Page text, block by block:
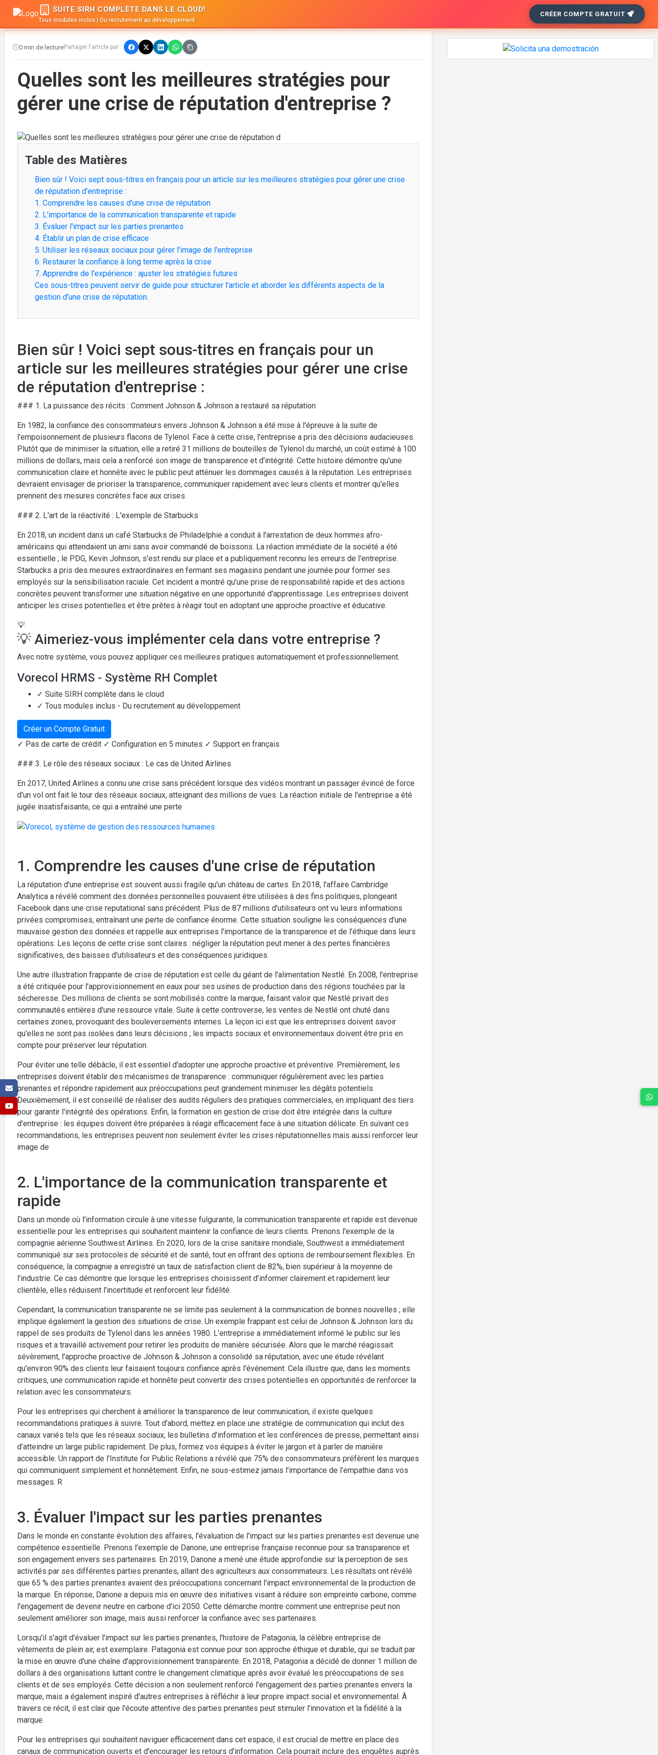
SUITE SIRH COMPLÈTE DANS LE CLOUD!
Tous modules inclus | Du recrutement au développement
CRÉER COMPTE GRATUIT
0 min de lecture Partager l'article par ::
Quelles sont les meilleures stratégies pour
gérer une crise de réputation d'entreprise ?
Table des Matières
Bien sûr ! Voici sept sous-titres en français pour un article sur les meilleures stratégies pour gérer une crise
de réputation d'entreprise :
1. Comprendre les causes d'une crise de réputation
2. L'importance de la communication transparente et rapide
3. Évaluer l'impact sur les parties prenantes
4. Établir un plan de crise efficace
5. Utiliser les réseaux sociaux pour gérer l'image de l'entreprise
6. Restaurer la confiance à long terme après la crise
7. Apprendre de l'expérience : ajuster les stratégies futures
Ces sous-titres peuvent servir de guide pour structurer l'article et aborder les différents aspects de la
gestion d'une crise de réputation.
Bien sûr ! Voici sept sous-titres en français pour un
article sur les meilleures stratégies pour gérer une crise
de réputation d'entreprise :
### 1. La puissance des récits : Comment Johnson & Johnson a restauré sa réputation
En 1982, la confiance des consommateurs envers Johnson & Johnson a été mise à l'épreuve à la suite de
l'empoisonnement de plusieurs flacons de Tylenol. Face à cette crise, l'entreprise a pris des décisions audacieuses.
Plutôt que de minimiser la situation, elle a retiré 31 millions de bouteilles de Tylenol du marché, un coût estimé à 100
millions de dollars, mais cela a renforcé son image de transparence et d'intégrité. Cette histoire démontre qu'une
communication claire et honnête avec le public peut atténuer les dommages causés à la réputation. Les entreprises
devraient envisager de prioriser la transparence, communiquer rapidement avec leurs clients et montrer qu'elles
prennent des mesures concrètes face aux crises.
### 2. L'art de la réactivité : L'exemple de Starbucks
En 2018, un incident dans un café Starbucks de Philadelphie a conduit à l'arrestation de deux hommes afro-
américains qui attendaient un ami sans avoir commandé de boissons. La réaction immédiate de la société a été
essentielle ; le PDG, Kevin Johnson, s'est rendu sur place et a publiquement reconnu les erreurs de l'entreprise.
Starbucks a pris des mesures extraordinaires en fermant ses magasins pendant une journée pour former ses
employés sur la sensibilisation raciale. Cet incident a montré qu'une prise de responsabilité rapide et des actions
concrètes peuvent transformer une situation négative en une opportunité d'apprentissage. Les entreprises doivent
anticiper les crises potentielles et être prêtes à réagir tout en adoptant une approche proactive et éducative.
💡
💡 Aimeriez-vous implémenter cela dans votre entreprise ?
Avec notre système, vous pouvez appliquer ces meilleures pratiques automatiquement et professionnellement.
Vorecol HRMS - Système RH Complet
✓ Suite SIRH complète dans le cloud
✓ Tous modules inclus - Du recrutement au développement
Créer un Compte Gratuit
✓ Pas de carte de crédit ✓ Configuration en 5 minutes ✓ Support en français
### 3. Le rôle des réseaux sociaux : Le cas de United Airlines
En 2017, United Airlines a connu une crise sans précédent lorsque des vidéos montrant un passager évincé de force
d'un vol ont fait le tour des réseaux sociaux, atteignant des millions de vues. La réaction initiale de l'entreprise a été
jugée insatisfaisante, ce qui a entraîné une perte
1. Comprendre les causes d'une crise de réputation
La réputation d'une entreprise est souvent aussi fragile qu'un château de cartes. En 2018, l'affaire Cambridge
Analytica a révélé comment des données personnelles pouvaient être utilisées à des fins politiques, plongeant
Facebook dans une crise reputational sans précédent. Plus de 87 millions d'utilisateurs ont vu leurs informations
privées compromises, entraînant une perte de confiance énorme. Cette situation souligne les conséquences d'une
mauvaise gestion des données et rappelle aux entreprises l'importance de la transparence et de l'éthique dans leurs
opérations. Les leçons de cette crise sont claires : négliger la réputation peut mener à des pertes financières
significatives, des baisses d'utilisateurs et des conséquences juridiques.
Une autre illustration frappante de crise de réputation est celle du géant de l'alimentation Nestlé. En 2008, l'entreprise
a été critiquée pour l'approvisionnement en eaux pour ses usines de production dans des régions touchées par la
sécheresse. Des millions de clients se sont mobilisés contre la marque, faisant valoir que Nestlé privait des
communautés entières d'une ressource vitale. Suite à cette controverse, les ventes de Nestlé ont chuté dans
certaines zones, provoquant des bouleversements internes. La leçon ici est que les entreprises doivent savoir
qu'elles ne sont pas isolées dans leurs décisions ; les impacts sociaux et environnementaux doivent être pris en
compte pour préserver leur réputation.
Pour éviter une telle débâcle, il est essentiel d'adopter une approche proactive et préventive. Premièrement, les
entreprises doivent établir des mécanismes de transparence : communiquer régulièrement avec les parties
prenantes et répondre rapidement aux préoccupations peut grandement minimiser les dégâts potentiels.
Deuxièmement, il est conseillé de réaliser des audits réguliers des pratiques commerciales, en impliquant des tiers
pour garantir l'intégrité des opérations. Enfin, la formation en gestion de crise doit être intégrée dans la culture
d'entreprise : les équipes doivent être préparées à réagir efficacement face à une situation délicate. En suivant ces
recommandations, les entreprises peuvent non seulement éviter les crises réputationnelles mais aussi renforcer leur
image de
2. L'importance de la communication transparente et
rapide
Dans un monde où l'information circule à une vitesse fulgurante, la communication transparente et rapide est devenue
essentielle pour les entreprises qui souhaitent maintenir la confiance de leurs clients. Prenons l'exemple de la
compagnie aérienne Southwest Airlines. En 2020, lors de la crise sanitaire mondiale, Southwest a immédiatement
communiqué sur ses protocoles de sécurité et de santé, tout en offrant des options de remboursement flexibles. En
conséquence, la compagnie a enregistré un taux de satisfaction client de 82%, bien supérieur à la moyenne de
l'industrie. Ce cas démontre que lorsque les entreprises choisissent d’informer clairement et rapidement leur
clientèle, elles réduisent l'incertitude et renforcent leur fidélité.
Cependant, la communication transparente ne se limite pas seulement à la communication de bonnes nouvelles ; elle
implique également la gestion des situations de crise. Un exemple frappant est celui de Johnson & Johnson lors du
rappel de ses produits de Tylenol dans les années 1980. L'entreprise a immédiatement informé le public sur les
risques et a travaillé activement pour retirer les produits de manière sécurisée. Alors que le marché réagissait
sévèrement, l'approche proactive de Johnson & Johnson a consolidé sa réputation, avec une étude révélant
qu'environ 90% des clients leur faisaient toujours confiance après l'événement. Cela illustre que, dans les moments
critiques, une communication rapide et honnête peut convertir des crises potentielles en opportunités de renforcer la
relation avec les consommateurs.
Pour les entreprises qui cherchent à améliorer la transparence de leur communication, il existe quelques
recommandations pratiques à suivre. Tout d'abord, mettez en place une stratégie de communication qui inclut des
canaux variés tels que les réseaux sociaux, les bulletins d'information et les conférences de presse, permettant ainsi
d’atteindre un large public rapidement. De plus, formez vos équipes à éviter le jargon et à parler de manière
accessible. Un rapport de l'Institute for Public Relations a révélé que 75% des consommateurs préfèrent les marques
qui communiquent simplement et honnêtement. Enfin, ne sous-estimez jamais l'importance de l’empathie dans vos
messages. R
3. Évaluer l'impact sur les parties prenantes
Dans le monde en constante évolution des affaires, l'évaluation de l'impact sur les parties prenantes est devenue une
compétence essentielle. Prenons l'exemple de Danone, une entreprise française reconnue pour sa transparence et
son engagement envers ses partenaires. En 2019, Danone a mené une étude approfondie sur la perception de ses
activités par ses différentes parties prenantes, allant des agriculteurs aux consommateurs. Les résultats ont révélé
que 65 % des parties prenantes avaient des préoccupations concernant l'impact environnemental de la production de
la marque. En réponse, Danone a depuis mis en œuvre des initiatives visant à réduire son empreinte carbone, comme
l'engagement de devenir neutre en carbone d'ici 2050. Cette démarche montre comment une entreprise peut non
seulement améliorer son image, mais aussi renforcer la confiance avec ses partenaires.
Lorsqu'il s'agit d'évaluer l'impact sur les parties prenantes, l'histoire de Patagonia, la célèbre entreprise de
vêtements de plein air, est exemplaire. Patagonia est connue pour son approche éthique et durable, qui se traduit par
la mise en œuvre d'une chaîne d'approvisionnement transparente. En 2018, Patagonia a décidé de donner 1 million de
dollars à des organisations luttant contre le changement climatique après avoir évalué les préoccupations de ses
clients et de ses employés. Cette décision a non seulement renforcé l'engagement des parties prenantes envers la
marque, mais a également inspiré d'autres entreprises à réfléchir à leur propre impact social et environnemental. À
travers ce récit, il est clair que l'écoute attentive des parties prenantes peut stimuler l'innovation et la fidélité à la
marque.
Pour les entreprises qui souhaitent naviguer efficacement dans cet espace, il est crucial de mettre en place des
canaux de communication ouverts et d'encourager les retours d'information. Cela pourrait inclure des enquêtes auprès